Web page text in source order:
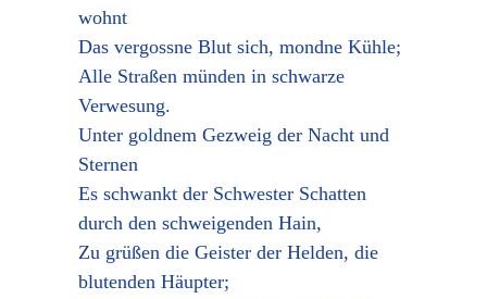
wohnt
Das vergossne Blut sich, mondne Kühle;
Alle Straßen münden in schwarze
Verwesung.
Unter goldnem Gezweig der Nacht und
Sternen
Es schwankt der Schwester Schatten
durch den schweigenden Hain,
Zu grüßen die Geister der Helden, die
blutenden Häupter;